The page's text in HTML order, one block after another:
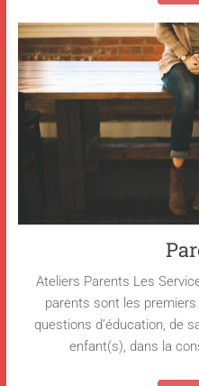
Ateliers Parents Les
parents sont les
questions d’éducation, de
enfant(s), dans la